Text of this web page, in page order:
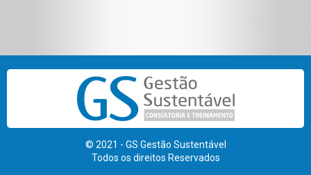
© 2021 - GS Gestão Sustentável
Todos os direitos Reservados